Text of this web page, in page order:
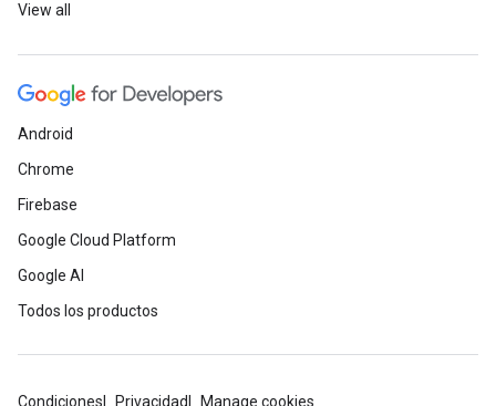
View all
Android
Chrome
Firebase
Google Cloud Platform
Google AI
Todos los productos
Condiciones Privacidad Manage cookies